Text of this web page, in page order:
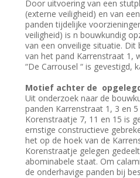
Door uitvoering van een
(externe veiligheid) en van
panden tijdelijke
veiligheid) is n bouwkundig
van een onveilige situatie.
van het pand Karrenstraat 1,
“De Carrousel “ is gevestigd,
Motief achter de
Uit onderzoek naar de
panden Karrenstraat 1, 3 en
Korenstraatje 7, 11 en 15 is
ernstige constructieve
het op de hoek van de
Korenstraatje gelegen
abominabele staat. Om
de onderhavige panden bij